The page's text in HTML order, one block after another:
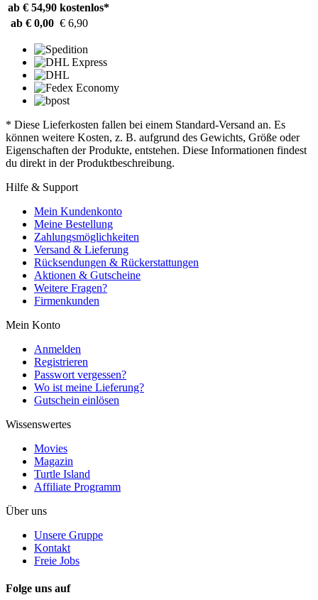
ab € 54,90 kostenlos*
ab € 0,00 € 6,90
* Diese Lieferkosten fallen bei einem Standard-Versand an. Es
können weitere Kosten, z. B. aufgrund des Gewichts, Größe oder
Eigenschaften der Produkte, entstehen. Diese Informationen findest
du direkt in der Produktbeschreibung.
Hilfe & Support
Mein Kundenkonto
Meine Bestellung
Zahlungsmöglichkeiten
Versand & Lieferung
Rücksendungen & Rückerstattungen
Aktionen & Gutscheine
Weitere Fragen?
Firmenkunden
Mein Konto
Anmelden
Registrieren
Passwort vergessen?
Wo ist meine Lieferung?
Gutschein einlösen
Wissenswertes
Movies
Magazin
Turtle Island
Affiliate Programm
Über uns
Unsere Gruppe
Kontakt
Freie Jobs
Folge uns auf